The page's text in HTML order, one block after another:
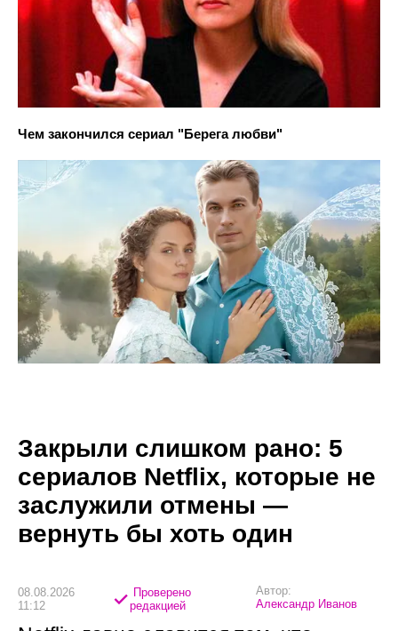
Чем закончился сериал "Берега любви"
Закрыли слишком рано: 5
сериалов Netflix, которые не
заслужили отмены —
вернуть бы хоть один
08.08.2026
11:12
Проверено
редакцией
Автор:
Александр Иванов